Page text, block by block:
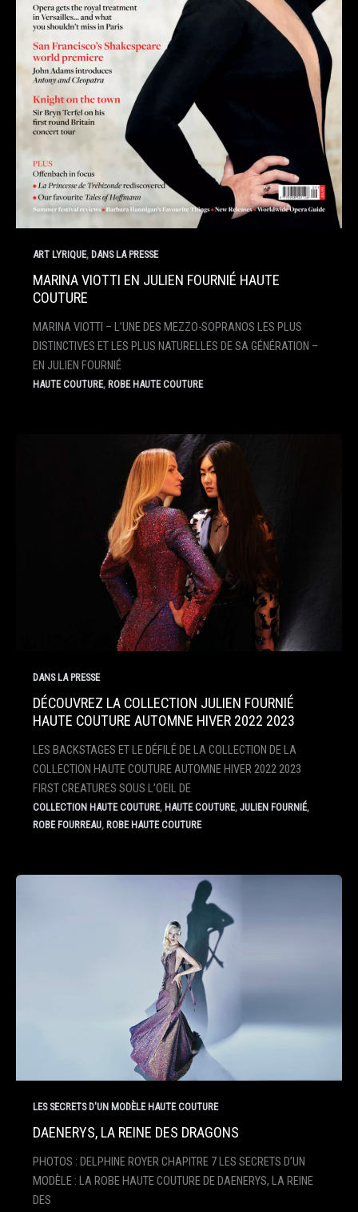
ART LYRIQUE, DANS LA PRESSE
MARINA VIOTTI EN JULIEN FOURNIÉ HAUTE
COUTURE
MARINA VIOTTI – L’UNE DES MEZZO-SOPRANOS LES PLUS
DISTINCTIVES ET LES PLUS NATURELLES DE SA GÉNÉRATION –
EN JULIEN FOURNIÉ
HAUTE COUTURE, ROBE HAUTE COUTURE
DANS LA PRESSE
DÉCOUVREZ LA COLLECTION JULIEN FOURNIÉ
HAUTE COUTURE AUTOMNE HIVER 2022 2023
LES BACKSTAGES ET LE DÉFILÉ DE LA COLLECTION DE LA
COLLECTION HAUTE COUTURE AUTOMNE HIVER 2022 2023
FIRST CREATURES SOUS L’OEIL DE
COLLECTION HAUTE COUTURE, HAUTE COUTURE, JULIEN FOURNIÉ,
ROBE FOURREAU, ROBE HAUTE COUTURE
LES SECRETS D'UN MODÈLE HAUTE COUTURE
DAENERYS, LA REINE DES DRAGONS
PHOTOS : DELPHINE ROYER CHAPITRE 7 LES SECRETS D’UN
MODÈLE : LA ROBE HAUTE COUTURE DE DAENERYS, LA REINE
DES